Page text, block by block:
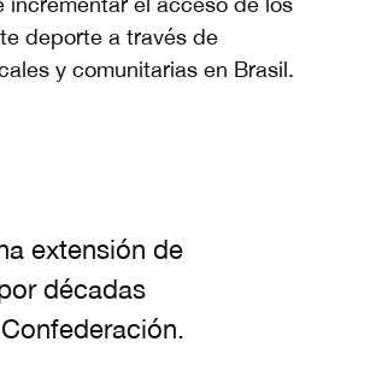
deporte a través de
y comunitarias en Brasil.
extensión de
décadas